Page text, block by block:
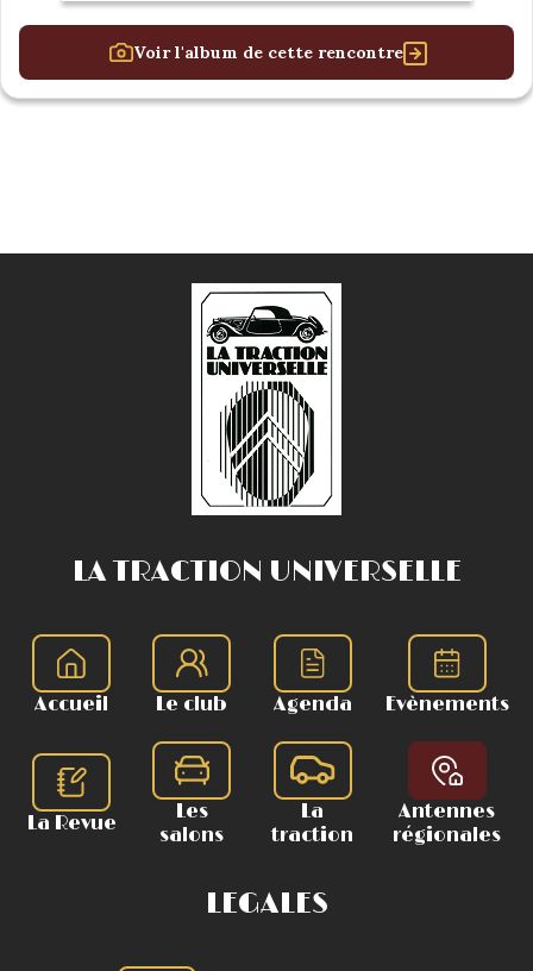
Voir l'album de cette rencontre
LA TRACTION UNIVERSELLE
Accueil Le club Agenda Evènements
La Revue
Les
salons
La
traction
Antennes
régionales
LEGALES